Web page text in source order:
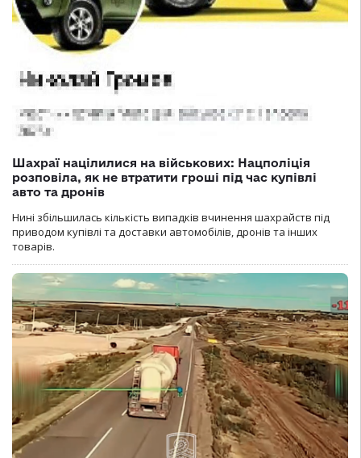
Шахраї націлилися на військових: Нацполіція
розповіла, як не втратити гроші під час купівлі
авто та дронів
Нині збільшилась кількість випадків вчинення шахрайств під
приводом купівлі та доставки автомобілів, дронів та інших
товарів.